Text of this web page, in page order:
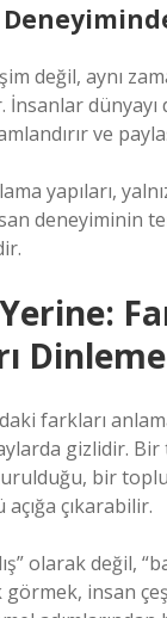
değil, aynı
dünyayı
ve
yapıları,
deneyiminin
farkları
gizlidir. Bir
bir
çıkarabilir.
olarak değil,
görmek, insan